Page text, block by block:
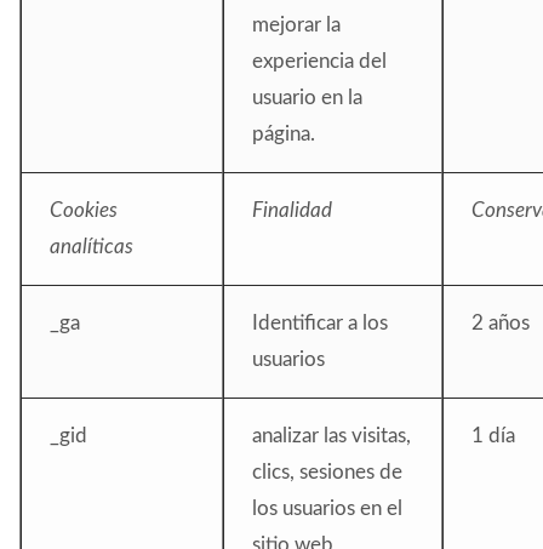
mejorar la
experiencia del
usuario en la
página.
Cookies
analíticas
Finalidad
_ga
Identificar a los
usuarios
2 años
_gid
analizar las visitas,
clics, sesiones de
los usuarios en el
sitio web
1 día